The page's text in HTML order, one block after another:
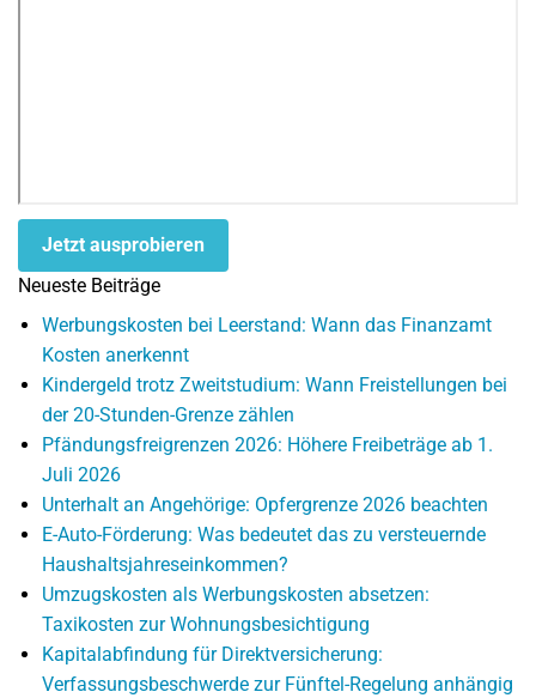
Jetzt ausprobieren
Neueste Beiträge
Werbungskosten bei Leerstand: Wann das Finanzamt
Kosten anerkennt
Kindergeld trotz Zweitstudium: Wann Freistellungen bei
der 20-Stunden-Grenze zählen
Pfändungsfreigrenzen 2026: Höhere Freibeträge ab 1.
Juli 2026
Unterhalt an Angehörige: Opfergrenze 2026 beachten
E-Auto-Förderung: Was bedeutet das zu versteuernde
Haushaltsjahreseinkommen?
Umzugskosten als Werbungskosten absetzen:
Taxikosten zur Wohnungsbesichtigung
Kapitalabfindung für Direktversicherung:
Verfassungsbeschwerde zur Fünftel-Regelung anhängig